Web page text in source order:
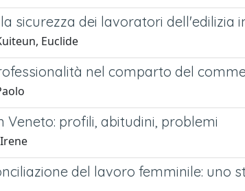
sicurezza dei lavoratori dell'edilizia
Euclide
nel comparto del
Veneto: profili, abitudini, problemi
del lavoro femminile: uno